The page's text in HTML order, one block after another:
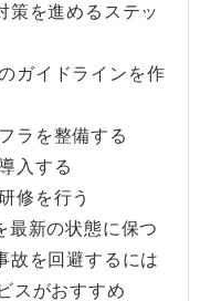
策を進めるステッ
ガイドラインを作
ラを整備する
入する
修を行う
最新の状態に保つ
故を回避するには
スがおすすめ